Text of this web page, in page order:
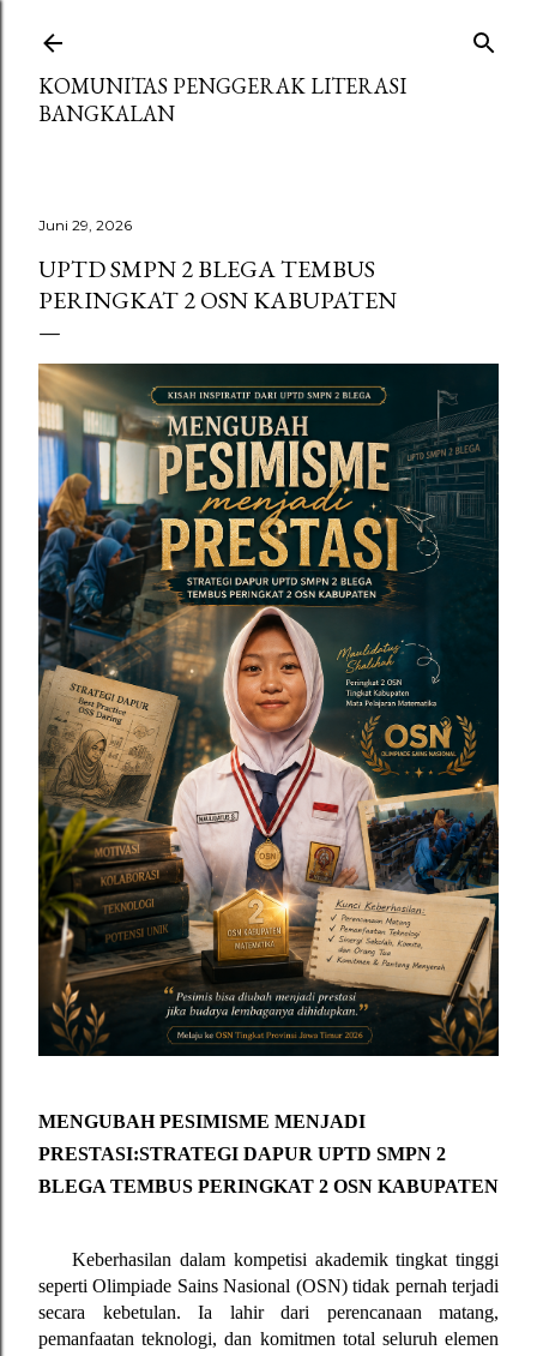
KOMUNITAS PENGGERAK LITERASI
BANGKALAN
Juni 29, 2026
UPTD SMPN 2 BLEGA TEMBUS
PERINGKAT 2 OSN KABUPATEN
MENGUBAH PESIMISME MENJADI
PRESTASI:STRATEGI DAPUR UPTD SMPN 2
BLEGA TEMBUS PERINGKAT 2 OSN KABUPATEN
Keberhasilan dalam kompetisi akademik tingkat tinggi
seperti Olimpiade Sains Nasional (OSN) tidak pernah terjadi
secara kebetulan. Ia lahir dari perencanaan matang,
pemanfaatan teknologi, dan komitmen total seluruh elemen